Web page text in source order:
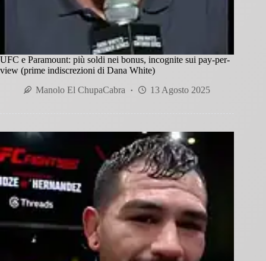
UFC e Paramount: più soldi nei bonus, incognite sui pay-per-
view (prime indiscrezioni di Dana White)
Manolo El ChupaCabra
13 Agosto 2025